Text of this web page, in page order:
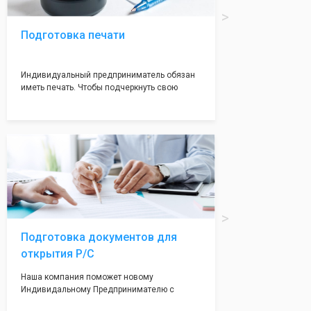
Подготовка печати
Индивидуальный предприниматель обязан
иметь печать. Чтобы подчеркнуть свою
Подготовка документов для
открытия Р/С
Наша компания поможет новому
Индивидальному Предпринимателю с